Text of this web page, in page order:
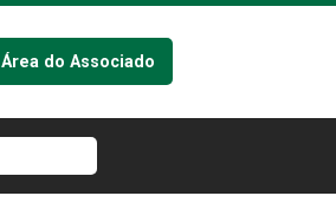
Área do Associado